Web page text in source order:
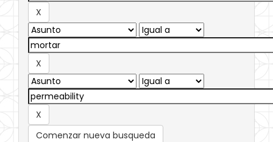
Comenzar nueva busqueda